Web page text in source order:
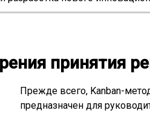
принятия
Прежде всего, Kanban-
предназначен для